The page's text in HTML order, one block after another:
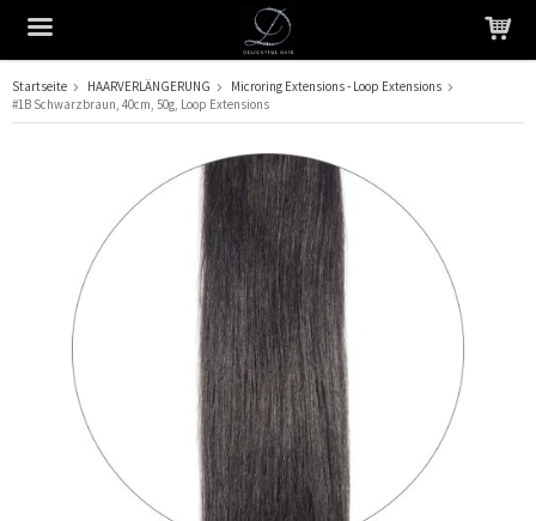
Das Produkt wurde in Ihren Warenkorb gelegt
Startseite HAARVERLÄNGERUNG
Microring Extensions - Loop Extensions
#1B Schwarzbraun, 40cm, 50g, Loop Extensions